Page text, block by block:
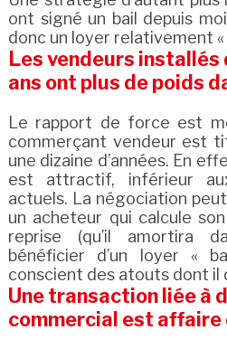
ont signé un bail depuis
donc un loyer relativement «
Les vendeurs installés
ans ont plus de poids
Le rapport de force est
commerçant vendeur est
une dizaine d’années. En
est attractif, inférieur
actuels. La négociation
un acheteur qui calcule
reprise (qu’il amortira
bénéficier d’un loyer «
conscient des atouts dont il
Une transaction liée à
commercial est affaire